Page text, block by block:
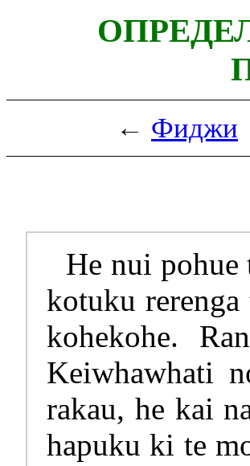
← Фиджи
He nui pohue
kotuku
kohekohe.
Keiwhawhati
rakau, he kai
hapuku ki te